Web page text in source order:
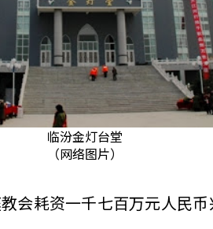
临汾金灯台堂
（网络图片）
会耗资一千七百万元人民